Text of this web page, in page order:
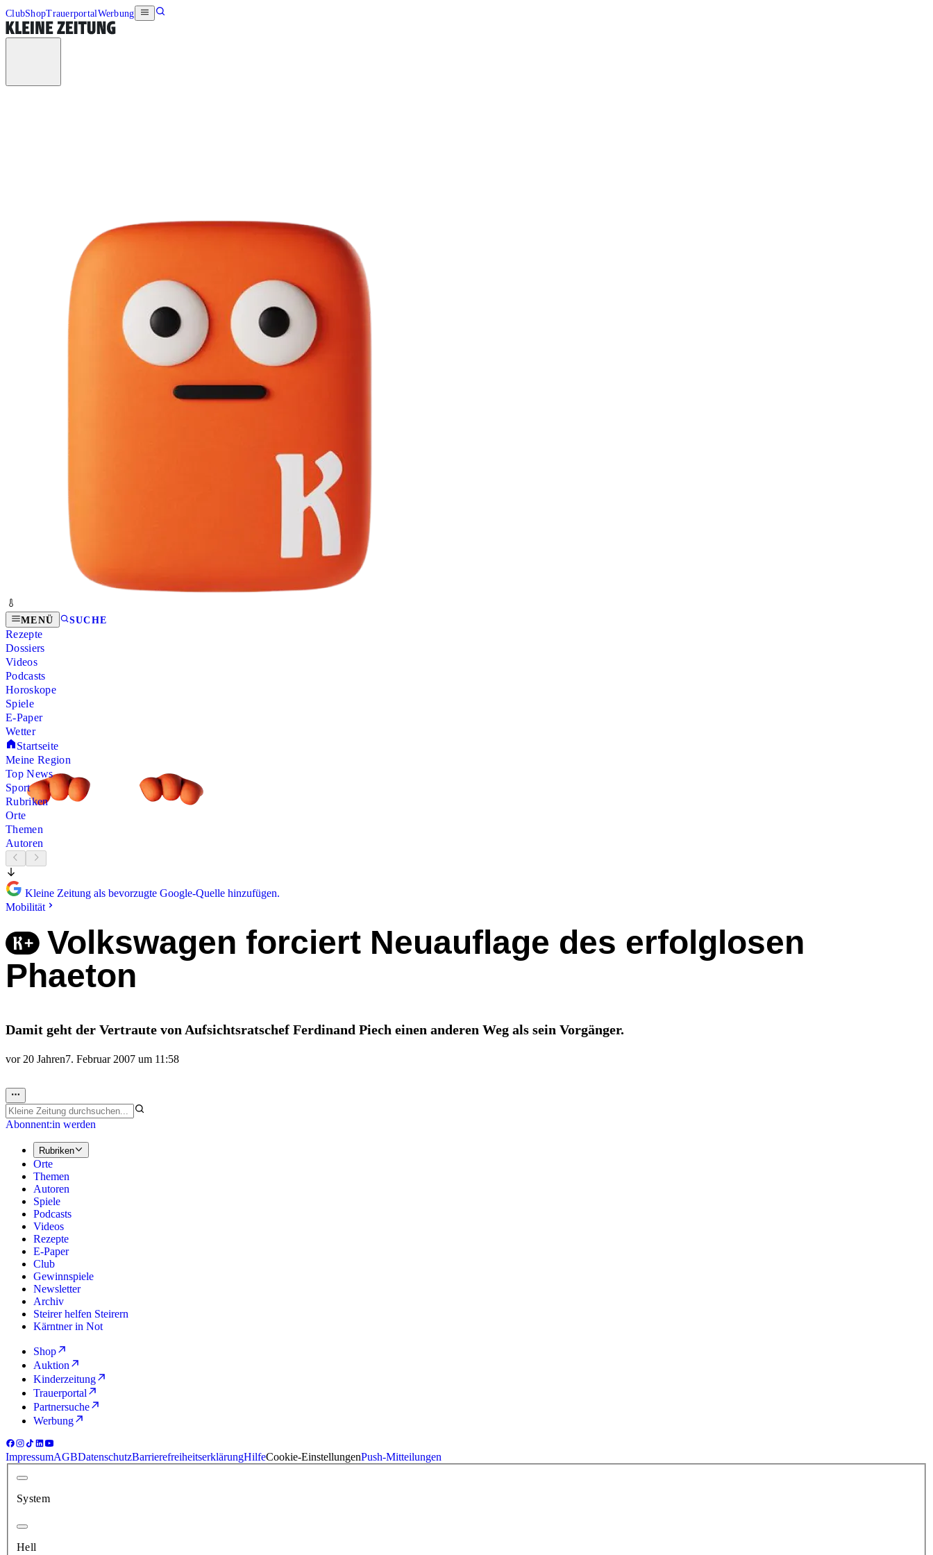
ClubShopTrauerportalWerbung
MENÜ SUCHE
Rezepte
Dossiers
Videos
Podcasts
Horoskope
Spiele
E-Paper
Wetter
Startseite
Meine Region
Top News
Sport
Rubriken
Orte
Themen
Autoren
Kleine Zeitung als bevorzugte Google-Quelle hinzufügen.
Mobilität
Volkswagen forciert Neuauflage des erfolglosen
Phaeton
Damit geht der Vertraute von Aufsichtsratschef Ferdinand Piech einen anderen Weg als sein Vorgänger.
vor 20 Jahren7. Februar 2007 um 11:58
Abonnent:in werden
Rubriken
Orte
Themen
Autoren
Spiele
Podcasts
Videos
Rezepte
E-Paper
Club
Gewinnspiele
Newsletter
Archiv
Steirer helfen Steirern
Kärntner in Not
Shop
Auktion
Kinderzeitung
Trauerportal
Partnersuche
Werbung
ImpressumAGBDatenschutzBarrierefreiheitserklärungHilfeCookie-EinstellungenPush-Mitteilungen
System
Hell